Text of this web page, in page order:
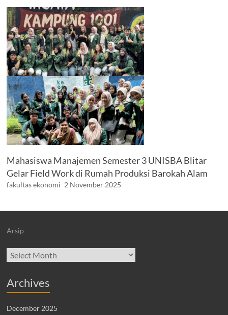
Mahasiswa Manajemen Semester 3 UNISBA Blitar
Gelar Field Work di Rumah Produksi Barokah Alam
fakultas ekonomi 2 November 2025
Arsip
Archives
Archives
December 2025